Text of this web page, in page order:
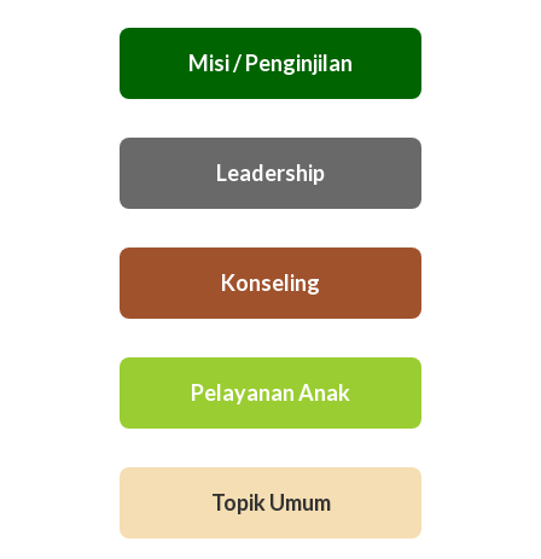
Misi / Penginjilan
Leadership
Konseling
Pelayanan Anak
Topik Umum